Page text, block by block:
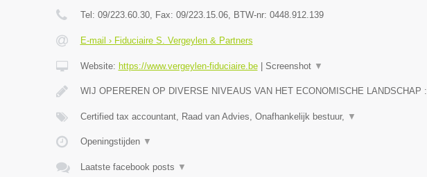
Tel: 09/223.60.30, Fax: 09/223.15.06, BTW-nr: 0448.912.139
E-mail › Fiduciaire S. Vergeylen & Partners
Website: https://www.vergeylen-fiduciaire.be| Screenshot ▼
WIJ OPEREREN OP DIVERSE NIVEAUS VAN HET ECONOMISCHE LANDSCHAP :
Certified tax accountant, Raad van Advies, Onafhankelijk bestuur, ▼
Openingstijden ▼
Laatste facebook posts ▼